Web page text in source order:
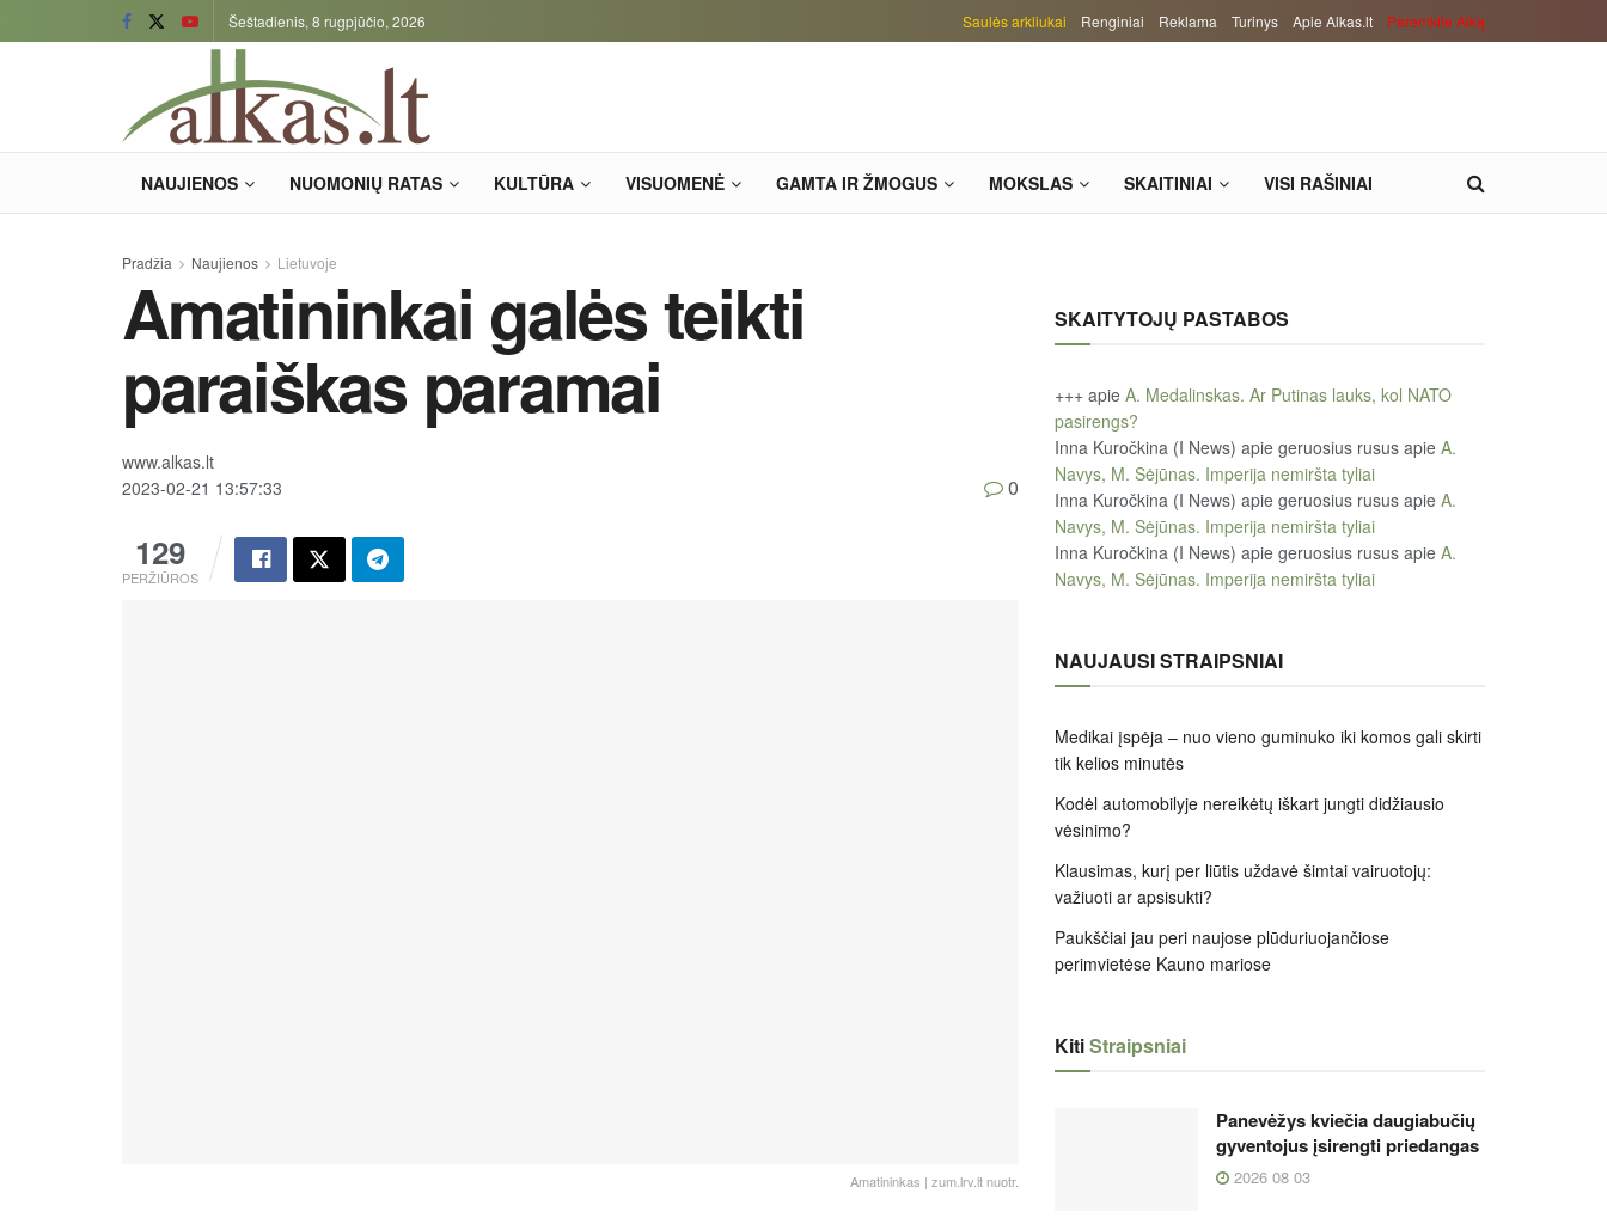
Šeštadienis, 8 rugpjūčio, 2026 Saulės arkliukai Renginiai Reklama Turinys Apie Alkas.lt Paremkite Alką
NAUJIENOS NUOMONIŲ RATAS KULTŪRA VISUOMENĖ GAMTA IR ŽMOGUS MOKSLAS SKAITINIAI VISI RAŠINIAI
Pradžia Naujienos Lietuvoje
Amatininkai galės teikti
paraiškas paramai
www.alkas.lt
2023-02-21 13:57:33
129
PERŽIŪROS
0
Amatininkas | zum.lrv.lt nuotr.
SKAITYTOJŲ PASTABOS
+++ apie A. Medalinskas. Ar Putinas lauks, kol NATO
pasirengs?
Inna Kuročkina (I News) apie geruosius rusus apie A.
Navys, M. Sėjūnas. Imperija nemiršta tyliai
Inna Kuročkina (I News) apie geruosius rusus apie A.
Navys, M. Sėjūnas. Imperija nemiršta tyliai
Inna Kuročkina (I News) apie geruosius rusus apie A.
Navys, M. Sėjūnas. Imperija nemiršta tyliai
NAUJAUSI STRAIPSNIAI
Medikai įspėja – nuo vieno guminuko iki komos gali skirti
tik kelios minutės
Kodėl automobilyje nereikėtų iškart jungti didžiausio
vėsinimo?
Klausimas, kurį per liūtis uždavė šimtai vairuotojų:
važiuoti ar apsisukti?
Paukščiai jau peri naujose plūduriuojančiose
perimvietėse Kauno mariose
KitiStraipsniai
Panevėžys kviečia daugiabučių
gyventojus įsirengti priedangas
2026 08 03